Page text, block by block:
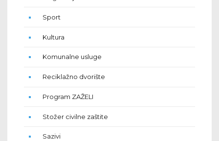
Sport
Kultura
Komunalne usluge
Reciklažno dvorište
Program ZAŽELI
Stožer civilne zaštite
Sazivi